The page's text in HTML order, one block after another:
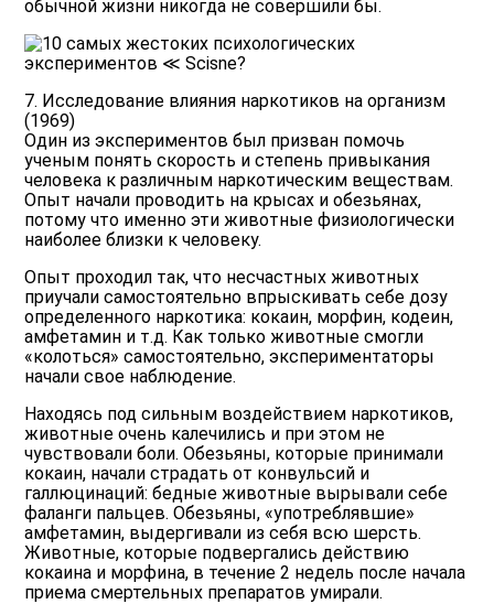
обычной жизни никогда не совершили бы.
7. Исследование влияния наркотиков на организм
(1969)
Один из экспериментов был призван помочь
ученым понять скорость и степень привыкания
человека к различным наркотическим веществам.
Опыт начали проводить на крысах и обезьянах,
потому что именно эти животные физиологически
наиболее близки к человеку.
Опыт проходил так, что несчастных животных
приучали самостоятельно впрыскивать себе дозу
определенного наркотика: кокаин, морфин, кодеин,
амфетамин и т.д. Как только животные смогли
«колоться» самостоятельно, экспериментаторы
начали свое наблюдение.
Находясь под сильным воздействием наркотиков,
животные очень калечились и при этом не
чувствовали боли. Обезьяны, которые принимали
кокаин, начали страдать от конвульсий и
галлюцинаций: бедные животные вырывали себе
фаланги пальцев. Обезьяны, «употреблявшие»
амфетамин, выдергивали из себя всю шерсть.
Животные, которые подвергались действию
кокаина и морфина, в течение 2 недель после начала
приема смертельных препаратов умирали.